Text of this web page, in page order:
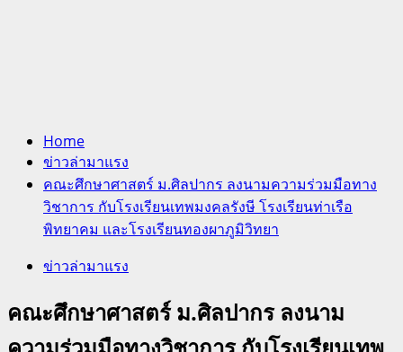
Home
ข่าวล่ามาแรง
คณะศึกษาศาสตร์ ม.ศิลปากร ลงนามความร่วมมือทาง
วิชาการ กับโรงเรียนเทพมงคลรังษี โรงเรียนท่าเรือ
พิทยาคม และโรงเรียนทองผาภูมิวิทยา
ข่าวล่ามาแรง
คณะศึกษาศาสตร์ ม.ศิลปากร ลงนาม